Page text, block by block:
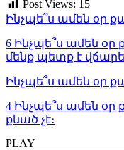
Post Views: 15
Ինչպե՞ս ամեն օր
6 Ինչպե՞ս ամեն օր
մենք պետք է
Ինչպե՞ս ամեն օր
4 Ինչպե՞ս ամեն օր
քնած չէ։
PLAY